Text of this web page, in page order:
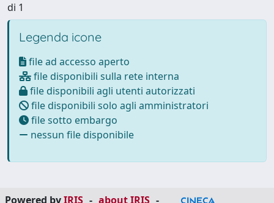
di 1
Legenda icone
file ad accesso aperto
file disponibili sulla rete interna
file disponibili agli utenti autorizzati
file disponibili solo agli amministratori
file sotto embargo
nessun file disponibile
Powered byIRIS - about IRIS -